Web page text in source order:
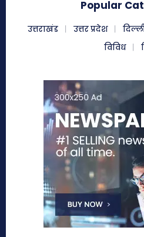
Popular
उत्तराखंड उत्तर प्रदेश
विविध